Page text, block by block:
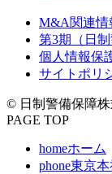
M&A関連情
第3期（日
個人情報保
サイトポリ
© 日制警備保障
PAGE TOP
homeホーム
phone東京本